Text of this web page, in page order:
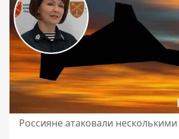
Россияне атаковали